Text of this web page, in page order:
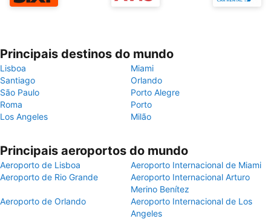
Principais destinos do mundo
Lisboa
Miami
Santiago
Orlando
São Paulo
Porto Alegre
Roma
Porto
Los Angeles
Milão
Principais aeroportos do mundo
Aeroporto de Lisboa
Aeroporto Internacional de Miami
Aeroporto de Rio Grande
Aeroporto Internacional Arturo
Merino Benítez
Aeroporto de Orlando
Aeroporto Internacional de Los
Angeles